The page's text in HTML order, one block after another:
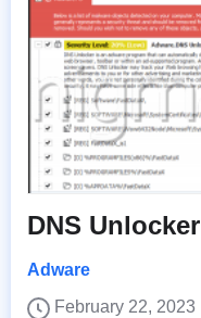
DNS Unlocker
Adware
February 22, 2023